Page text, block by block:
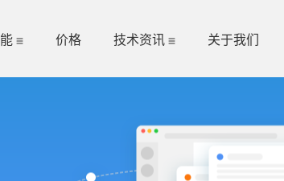
价格 技术资讯 关于我们